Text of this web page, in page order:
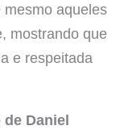
aqueles
mostrando que
e respeitada
Daniel